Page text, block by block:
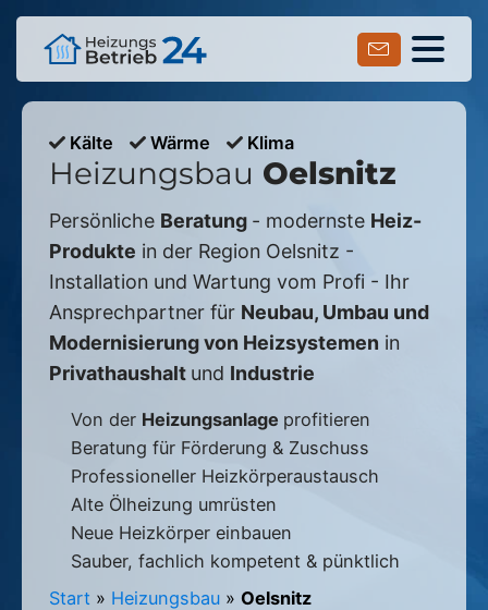
Kälte Wärme Klima
Heizungsbau Oelsnitz
Persönliche Beratung - modernste Heiz-
Produkte in der Region Oelsnitz -
Installation und Wartung vom Profi - Ihr
Ansprechpartner für Neubau, Umbau und
Modernisierung von Heizsystemen in
Privathaushalt und Industrie
Von der Heizungsanlage profitieren
Beratung für Förderung & Zuschuss
Professioneller Heizkörperaustausch
Alte Ölheizung umrüsten
Neue Heizkörper einbauen
Sauber, fachlich kompetent & pünktlich
Start » Heizungsbau » Oelsnitz